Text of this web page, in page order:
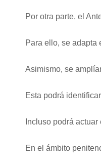
Por otra parte, el
Para ello, se adapta
Asimismo, se
Esta podrá
Incluso podrá
En el ámbito